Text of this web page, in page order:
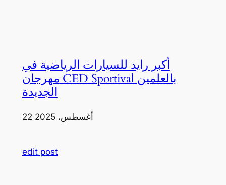
أكبر رايد للسيارات الرياضية في
مهرجان CED Sportival بالعلمين
الجديدة
22 أغسطس، 2025
edit post